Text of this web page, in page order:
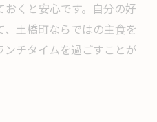
くと安心です。自分の好
土橋町ならではの主食を
チタイムを過ごすことが